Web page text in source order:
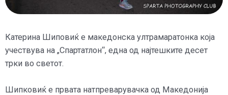
Катерина Шиповиќ е македонска ултрамаратонка која
учествува на „Спартатлон“, една од најтешките десет
трки во светот.
Шипковиќ е првата натпреварувачка од Македонија